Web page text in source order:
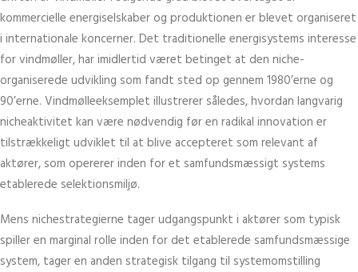
kommercielle energiselskaber og produktionen er blevet organiseret
i internationale koncerner. Det traditionelle energisystems interesse
for vindmøller, har imidlertid været betinget at den niche-
organiserede udvikling som fandt sted op gennem 1980’erne og
90’erne. Vindmølleeksemplet illustrerer således, hvordan langvarig
nicheaktivitet kan være nødvendig før en radikal innovation er
tilstrækkeligt udviklet til at blive accepteret som relevant af
aktører, som opererer inden for et samfundsmæssigt systems
etablerede selektionsmiljø.
Mens nichestrategierne tager udgangspunkt i aktører som typisk
spiller en marginal rolle inden for det etablerede samfundsmæssige
system, tager en anden strategisk tilgang til systemomstilling